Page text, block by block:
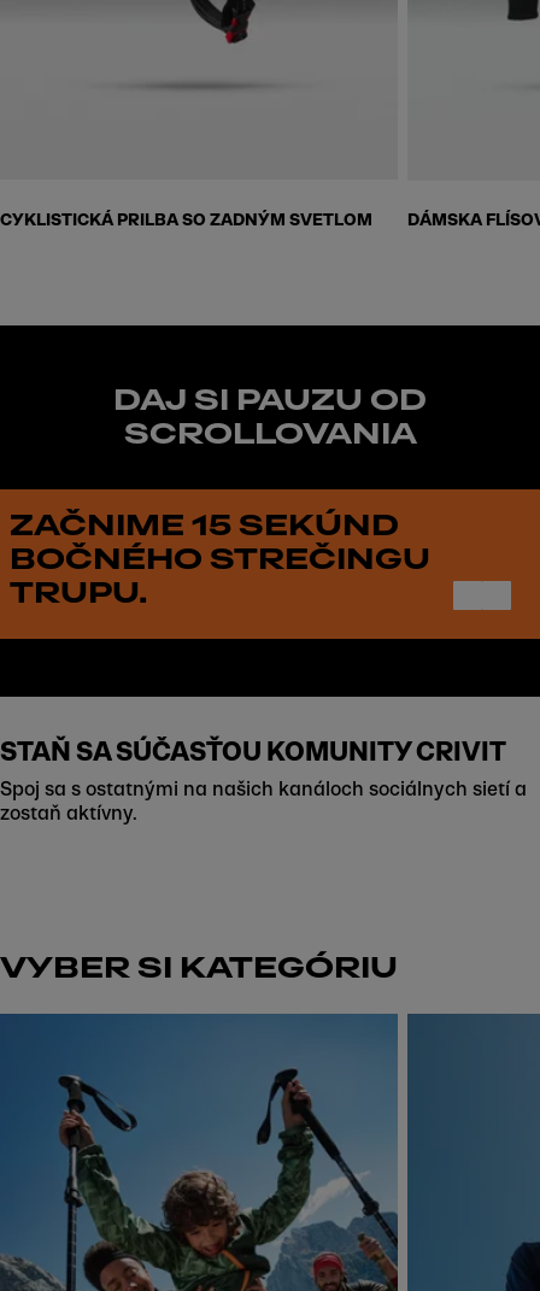
CYKLISTICKÁ PRILBA SO ZADNÝM SVETLOM DÁMSKA
DAJ SI PAUZU OD
SCROLLOVANIA
ZAČNIME 15 SEKÚND
BOČNÉHO STREČINGU
TRUPU.
STAŇ SA SÚČASŤOU KOMUNITY CRIVIT
Spoj sa s ostatnými na našich kanáloch sociálnych sietí a
zostaň aktívny.
VYBER SI KATEGÓRIU
Skip to next section